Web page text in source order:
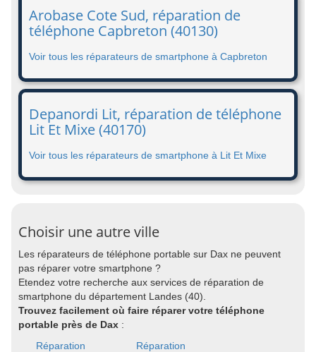
Arobase Cote Sud, réparation de
téléphone Capbreton (40130)
Voir tous les réparateurs de smartphone à Capbreton
Depanordi Lit, réparation de téléphone
Lit Et Mixe (40170)
Voir tous les réparateurs de smartphone à Lit Et Mixe
Choisir une autre ville
Les réparateurs de téléphone portable sur Dax ne peuvent
pas réparer votre smartphone ?
Etendez votre recherche aux services de réparation de
smartphone du département Landes (40).
Trouvez facilement où faire réparer votre téléphone
portable près de Dax :
Réparation
Réparation